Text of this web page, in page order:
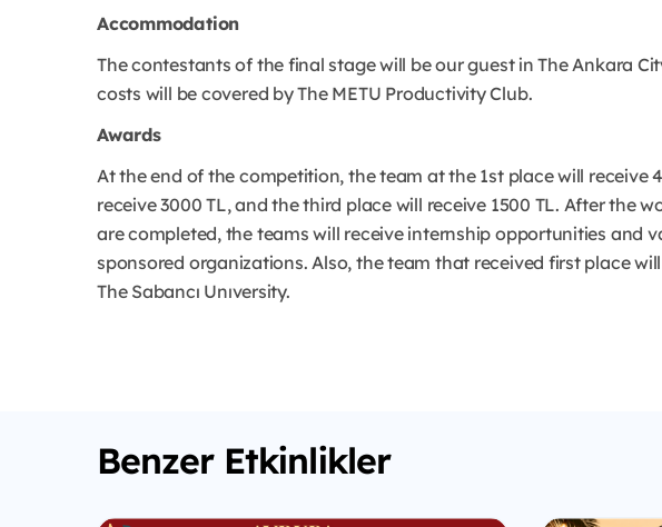
Accommodation
The contestants of the final stage will be our guest in The Ankara
costs will be covered by The METU Productivity Club.
Awards
At the end of the competition, the team at the 1st place will receive
receive 3000 TL, and the third place will receive 1500 TL. After the
are completed, the teams will receive internship opportunities and
sponsored organizations. Also, the team that received first place
The Sabancı Unıversity.
Benzer Etkinlikler